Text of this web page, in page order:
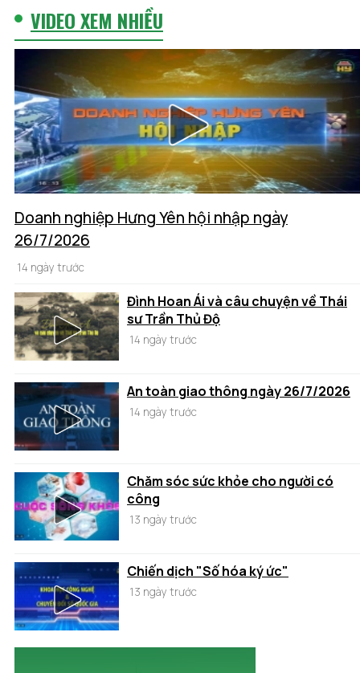
VIDEO XEM NHIỀU
Doanh nghiệp Hưng Yên hội nhập ngày
26/7/2026
14 ngày trước
Đình Hoan Ái và câu chuyện về Thái
sư Trần Thủ Độ
14 ngày trước
An toàn giao thông ngày 26/7/2026
14 ngày trước
Chăm sóc sức khỏe cho người có
công
13 ngày trước
Chiến dịch "Số hóa ký ức"
13 ngày trước